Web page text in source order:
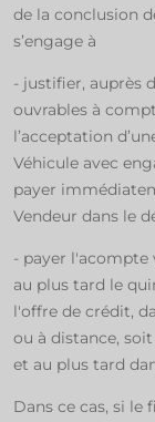
de la conclusion
s’engage à
- justifier, auprès
ouvrables à
l’acceptation
Véhicule avec
payer
Vendeur dans le
- payer l'acompte
au plus tard le
l'offre de crédit,
ou à distance,
et au plus tard
Dans ce cas, si le